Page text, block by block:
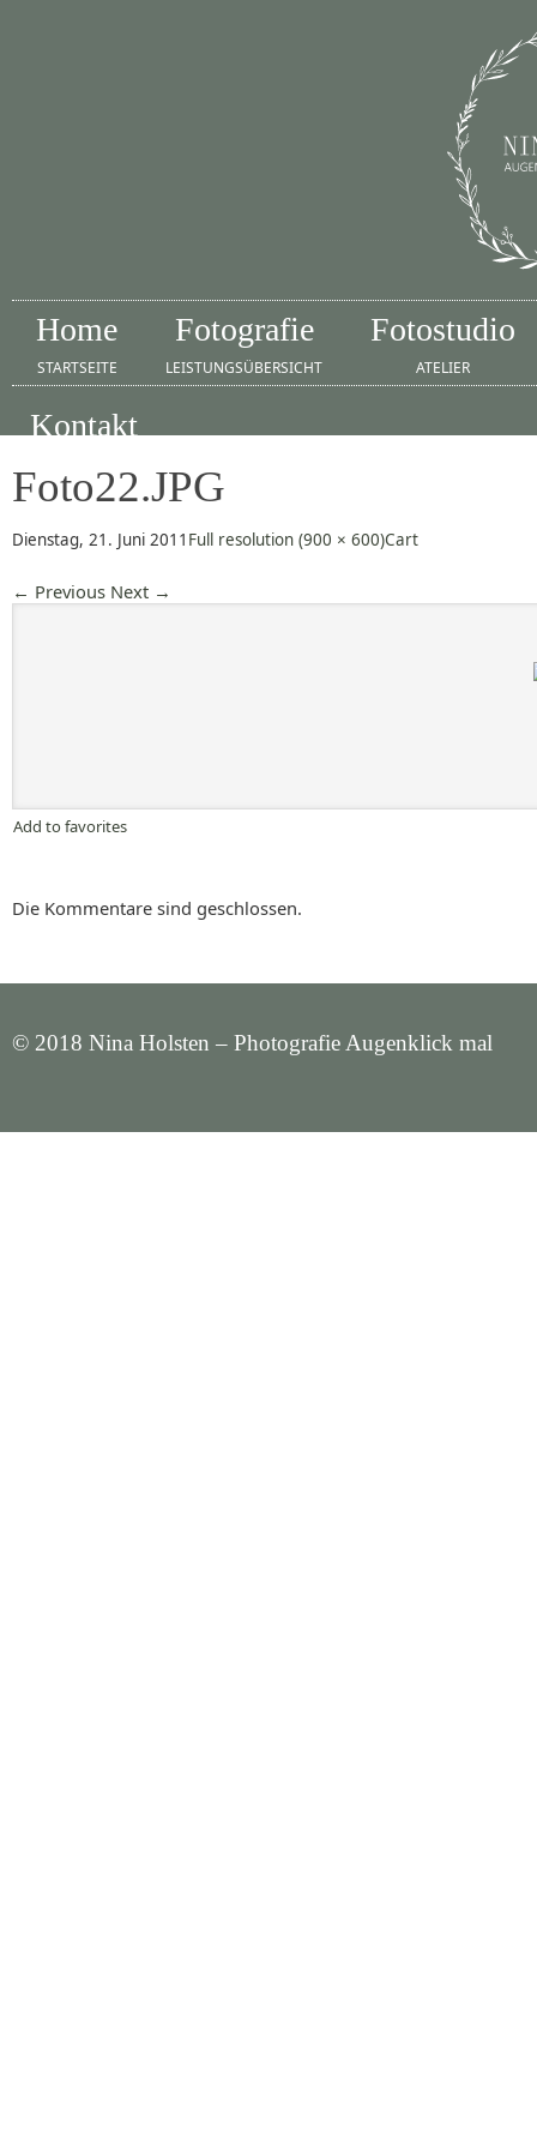
Home
STARTSEITE
Fotografie
LEISTUNGSÜBERSICHT
Fotostudio
ATELIER
Kontakt
Foto22.JPG
Dienstag, 21. Juni 2011 Full resolution (900 × 600)Cart
← Previous Next →
Add to favorites
Die Kommentare sind geschlossen.
© 2018 Nina Holsten – Photografie Augenklick mal